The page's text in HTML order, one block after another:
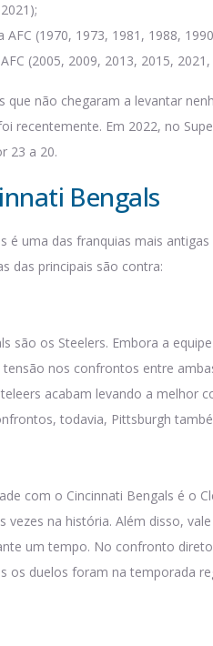
(1970, 1973, 1981, 1988,
(2005, 2009, 2013, 2015, 2021,
que não chegaram a levantar
recentemente. Em 2022, no
23 a 20.
Bengals
é uma das franquias mais
das principais são contra:
são os Steelers. Embora a
nos confrontos entre
acabam levando a melhor
todavia, Pittsburgh
com o Cincinnati Bengals é o
vezes na história. Além disso,
um tempo. No confronto
os duelos foram na temporada